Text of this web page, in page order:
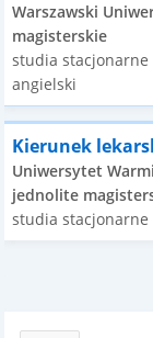
Warszawski
magisterskie
studia stacjonarne
angielski
Kierunek
Uniwersytet
jednolite
studia stacjonarne